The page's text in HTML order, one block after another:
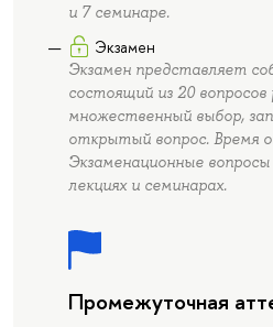
и 7 семинаре.
Экзамен
Экзамен представляет
состоящий из 20
множественный выбор,
открытый вопрос. Время
Экзаменационные
лекциях и семинарах.
Промежуточная